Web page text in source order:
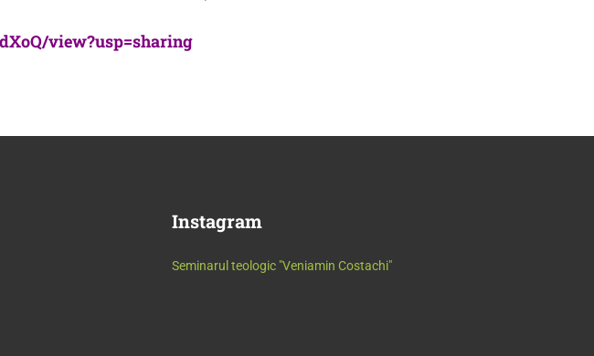
view?usp=sharing
Instagram
Seminarul teologic "Veniamin Costachi"